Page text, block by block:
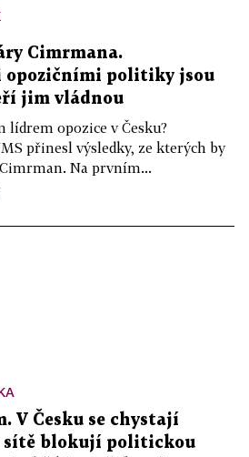
Cimrmana.
opozičními politiky jsou
jim vládnou
lídrem opozice v Česku?
přinesl výsledky, ze kterých by
Na prvním...
V Česku se chystají
sítě blokují politickou